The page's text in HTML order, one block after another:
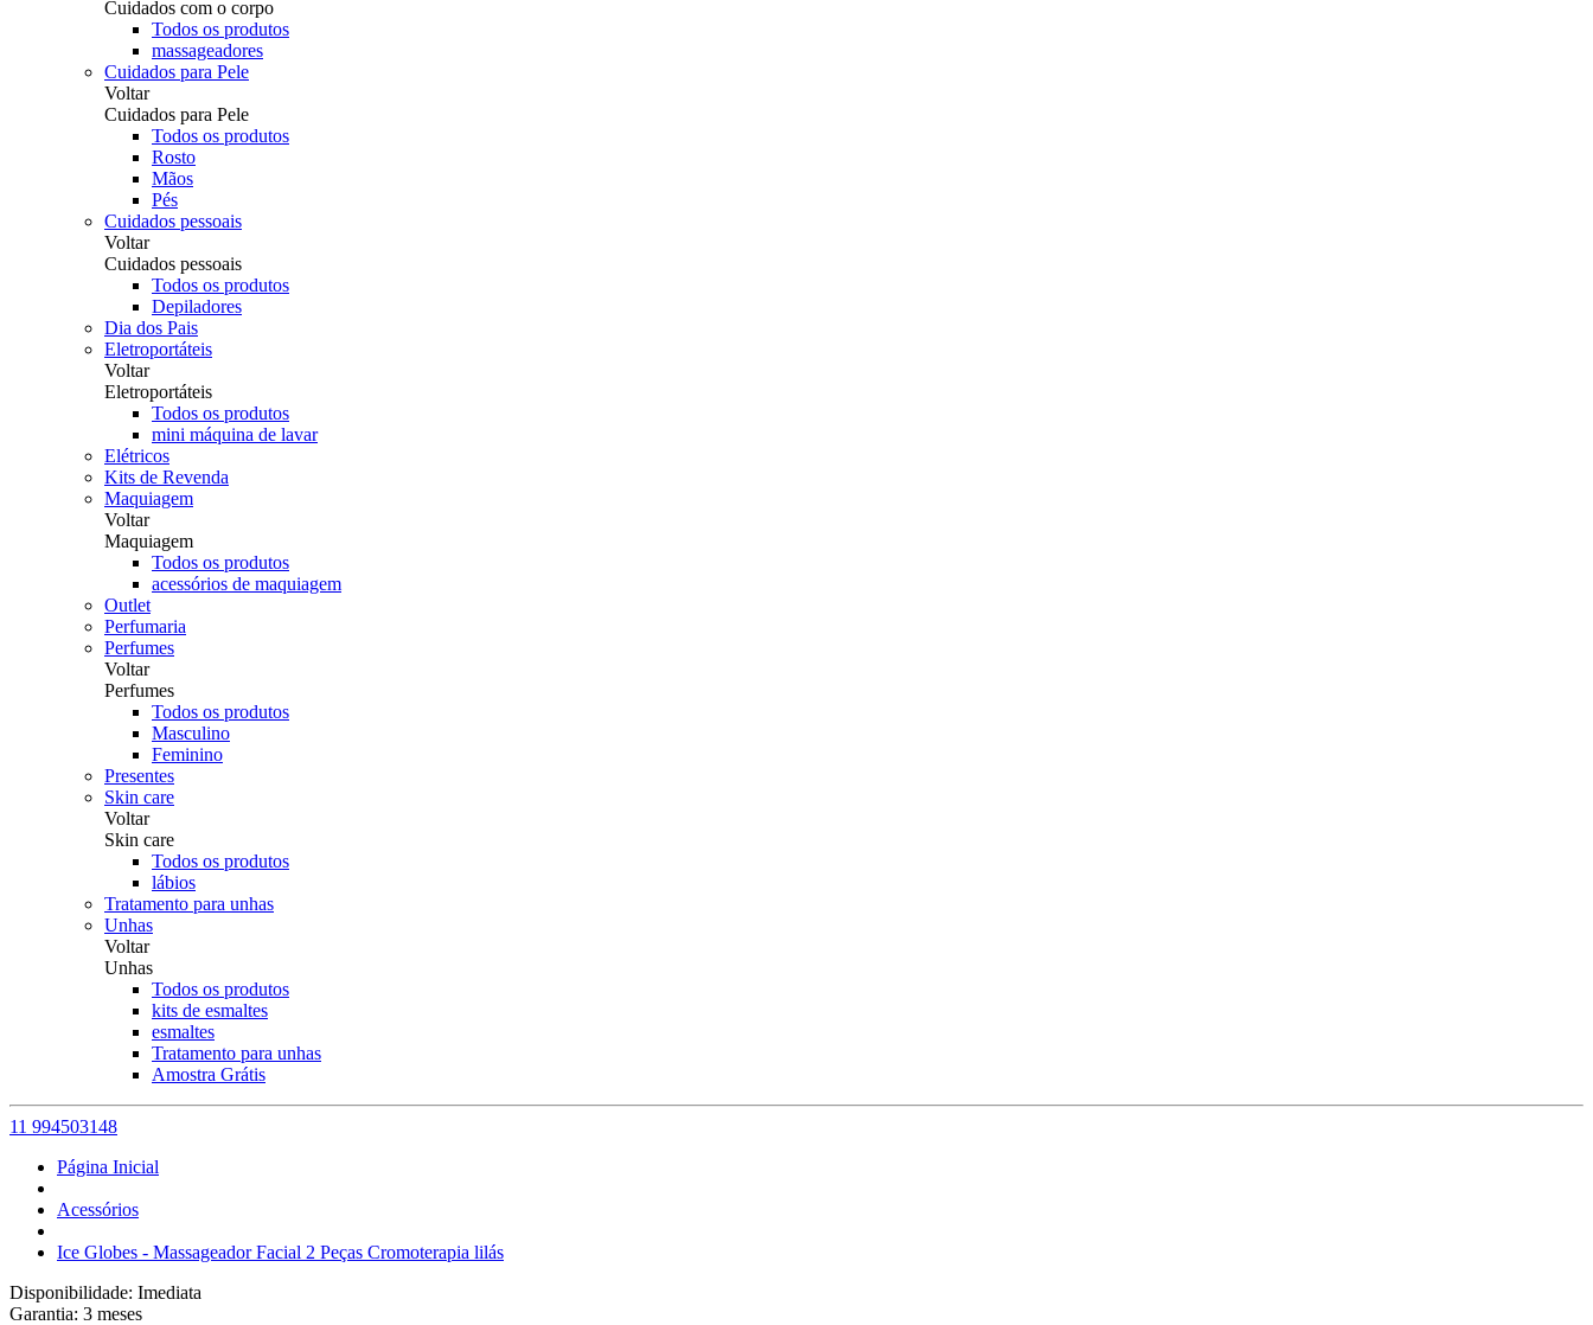
Cuidados com o corpo
Todos os produtos
massageadores
Cuidados para Pele
Voltar
Cuidados para Pele
Todos os produtos
Rosto
Mãos
Pés
Cuidados pessoais
Voltar
Cuidados pessoais
Todos os produtos
Depiladores
Dia dos Pais
Eletroportáteis
Voltar
Eletroportáteis
Todos os produtos
mini máquina de lavar
Elétricos
Kits de Revenda
Maquiagem
Voltar
Maquiagem
Todos os produtos
acessórios de maquiagem
Outlet
Perfumaria
Perfumes
Voltar
Perfumes
Todos os produtos
Masculino
Feminino
Presentes
Skin care
Voltar
Skin care
Todos os produtos
lábios
Tratamento para unhas
Unhas
Voltar
Unhas
Todos os produtos
kits de esmaltes
esmaltes
Tratamento para unhas
Amostra Grátis
11 994503148
Página Inicial
Acessórios
Ice Globes - Massageador Facial 2 Peças Cromoterapia lilás
Disponibilidade: Imediata
Garantia: 3 meses